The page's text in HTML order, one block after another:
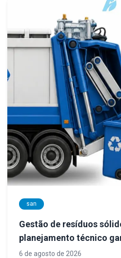
san
Gestão de resíduos
planejamento técnico
operacional,
6 de agosto de 2026